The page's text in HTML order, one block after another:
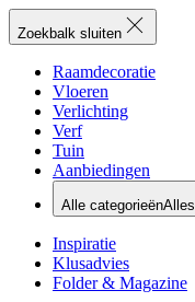
Zoekbalk sluiten
Raamdecoratie
Vloeren
Verlichting
Verf
Tuin
Aanbiedingen
Alle categorieënAlles
Inspiratie
Klusadvies
Folder & Magazine